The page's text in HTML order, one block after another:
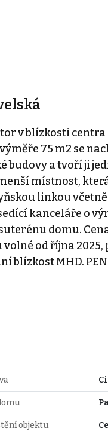
v blízkosti centra
75 m2 se
budovy a tvoří ji
místnost,
linkou
kanceláře o
domu.
od října 2025,
blízkost MHD.
objektu